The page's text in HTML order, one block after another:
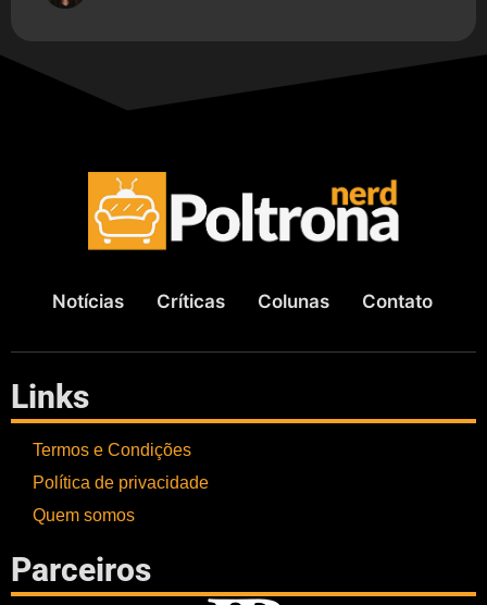
Notícias Críticas Colunas Contato
Links
Termos e Condições
Política de privacidade
Quem somos
Parceiros